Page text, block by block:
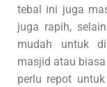
tebal ini juga
juga rapih,
mudah untuk
masjid atau
perlu repot